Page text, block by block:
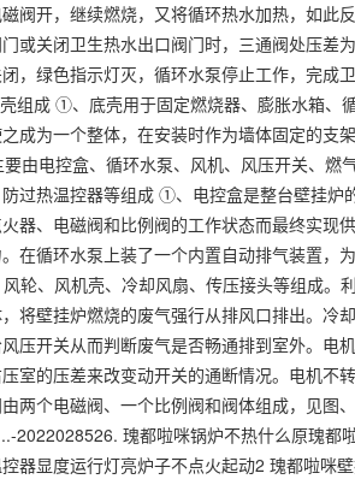
阀开，继续燃烧，又将循环热水加热，如
或关闭卫生热水出口阀门时，三通阀处压差
，绿色指示灯灭，循环水泵停止工作，完成
组成 ①、底壳用于固定燃烧器、膨胀水箱、
成为一个整体，在安装时作为墙体固定的
由电控盒、循环水泵、风机、风压开关、
过热温控器等组成 ①、电控盒是整台壁挂炉
器、电磁阀和比例阀的工作状态而最终实
在循环水泵上装了一个内置自动排气装置，
轮、风机壳、冷却风扇、传压接头等组成。
将壁挂炉燃烧的废气强行从排风口排出。冷
压开关从而判断废气是否畅通排到室外。
室的压差来改变动开关的通断情况。电机不
两个电磁阀、一个比例阀和阀体组成，见图
2022028526. 瑰都啦咪锅炉不热什么原瑰都
器显度运行灯亮炉子不点火起动2 瑰都啦咪